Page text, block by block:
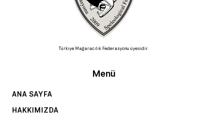
Türkiye Mağaracılık Federasyonu üyesidir.
Menü
ANA SAYFA
HAKKIMIZDA